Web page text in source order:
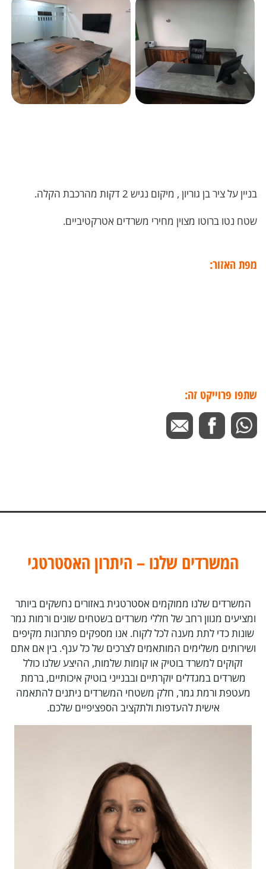
בניין על ציר בן גוריון , מיקום נגיש 2 דקות מהרכבת הקלה.
שטח נטו ברוטו מצוין מחירי משרדים אטרקטיביים.
מפת האזור:
שתפו פרוייקט זה:
המשרדים שלנו – היתרון האסטרטגי
המשרדים שלנו ממוקמים אסטרטגית באזורים נחשקים ביותר
ומציעים מגוון רחב של חללי משרדים בשטחים שונים ורמות גמר
שונות כדי לתת מענה לכל לקוח. אנו מספקים פתרונות מקיפים
ושירותים משלימים המותאמים לצרכים של כל ענף. בין אם אתם
זקוקים למשרד בוטיק או קומות שלמות, ההיצע שלנו כולל
משרדים במגדלים יוקרתיים ובבנייני בוטיק איכותיים, ברמת
מעטפת ורמת גמר, חלק משטחי המשרדים ניתנים להתאמה
אישית להעדפות ולתקציב הספציפיים שלכם.